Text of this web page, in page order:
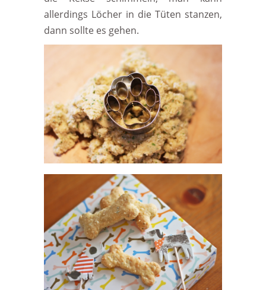
allerdings Löcher in die Tüten stanzen,
dann sollte es gehen.